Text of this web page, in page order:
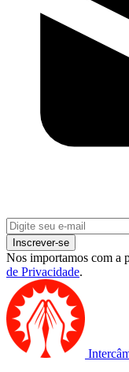
Inscrever-se
Nos importamos com a
de Privacidade.